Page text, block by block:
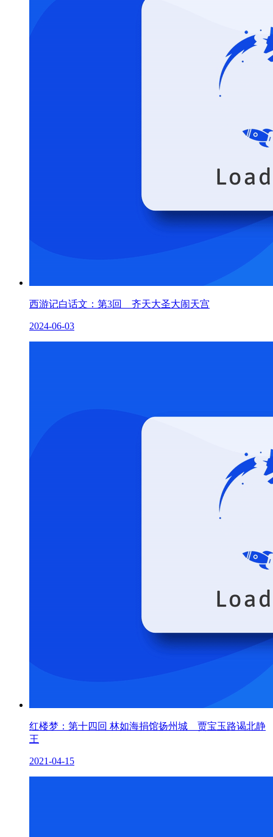
西游记白话文：第3回 齐天大圣大闹天宫
2024-06-03
红楼梦：第十四回 林如海捐馆扬州城 贾宝玉路谒北静
王
2021-04-15